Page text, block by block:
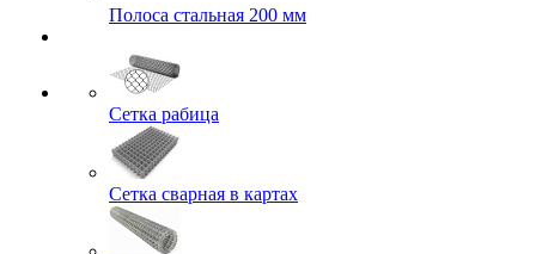
Полоса стальная 200 мм
Сетка рабица
Сетка сварная в картах